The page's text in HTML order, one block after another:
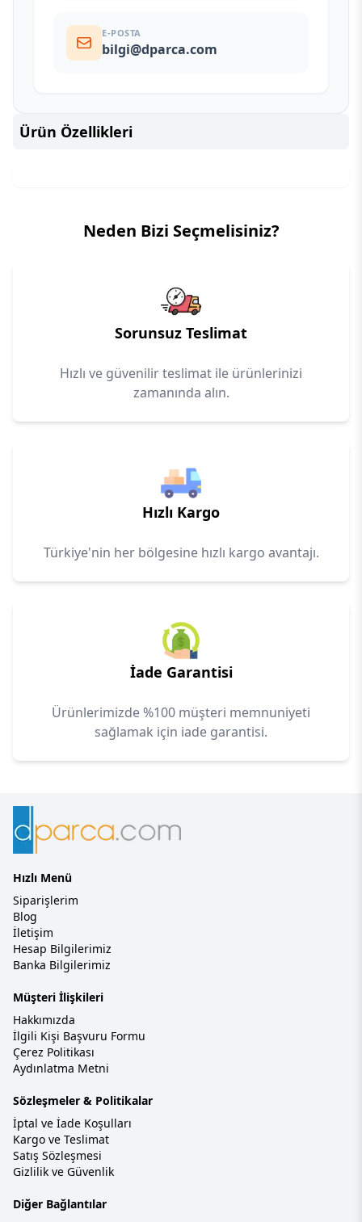
E-POSTA
bilgi@dparca.com
Ürün Özellikleri
Neden Bizi Seçmelisiniz?
Sorunsuz Teslimat
Hızlı ve güvenilir teslimat ile ürünlerinizi
zamanında alın.
Hızlı Kargo
Türkiye'nin her bölgesine hızlı kargo avantajı.
İade Garantisi
Ürünlerimizde %100 müşteri memnuniyeti
sağlamak için iade garantisi.
Hızlı Menü
Siparişlerim
Blog
İletişim
Hesap Bilgilerimiz
Banka Bilgilerimiz
Müşteri İlişkileri
Hakkımızda
İlgili Kişi Başvuru Formu
Çerez Politikası
Aydınlatma Metni
Sözleşmeler & Politikalar
İptal ve İade Koşulları
Kargo ve Teslimat
Satış Sözleşmesi
Gizlilik ve Güvenlik
Diğer Bağlantılar